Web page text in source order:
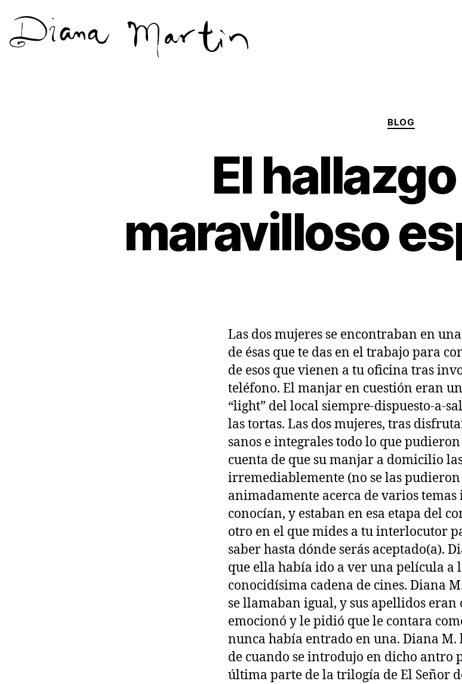
Categories
BLOG
El
maravilloso
Las dos mujeres se encontraban en
de ésas que te das en el trabajo para
de esos que vienen a tu oficina tras
teléfono. El manjar en cuestión eran
“light” del local siempre-dispuesto-a-
las tortas. Las dos mujeres, tras
sanos e integrales todo lo que
cuenta de que su manjar a domicilio
irremediablemente (no se las
animadamente acerca de varios temas
conocían, y estaban en esa etapa del
otro en el que mides a tu interlocutor
saber hasta dónde serás aceptado(a).
que ella había ido a ver una película a
conocidísima cadena de cines. Diana
se llamaban igual, y sus apellidos eran
emocionó y le pidió que le contara
nunca había entrado en una. Diana M.
de cuando se introdujo en dicho antro
última parte de la trilogía de El Señor